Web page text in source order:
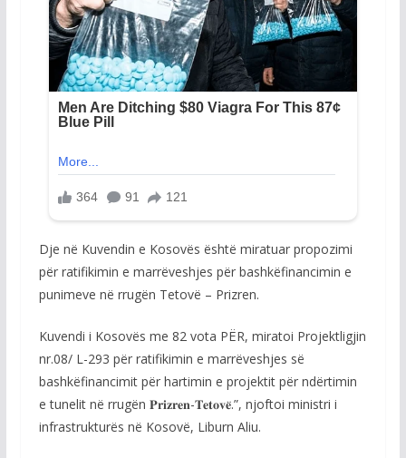
Dje në Kuvendin e Kosovës është miratuar propozimi
për ratifikimin e marrëveshjes për bashkëfinancimin e
punimeve në rrugën Tetovë – Prizren.
Kuvendi i Kosovës me 82 vota PËR, miratoi Projektligjin
nr.08/ L-293 për ratifikimin e marrëveshjes së
bashkëfinancimit për hartimin e projektit për ndërtimin
e tunelit në rrugën 𝐏𝐫𝐢𝐳𝐫𝐞𝐧-𝐓𝐞𝐭𝐨𝐯𝐞̈.”, njoftoi ministri i
infrastrukturës në Kosovë, Liburn Aliu.